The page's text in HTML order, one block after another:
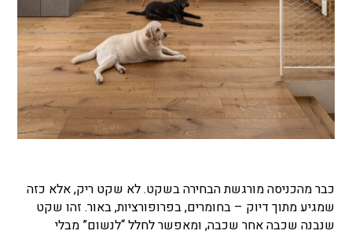
כבר מהכניסה מורגשת הבחירה בשקט. לא שקט ריק, אלא כזה
שמגיע מתוך דיוק – בחומרים, בפרופורציות, באור. זהו שקט
שנבנה שכבה אחר שכבה, ומאפשר לחלל “לנשום” מבלי